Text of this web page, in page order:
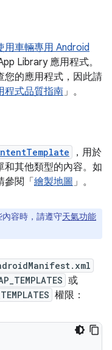
用車輛專用 Android
Library 應用程式。
您的應用程式，因此請
程式品質指南」。
，用於
和其他類型的內容。如
閱「 繪製地圖 」。
容時，請遵守天氣功能
或
權限：